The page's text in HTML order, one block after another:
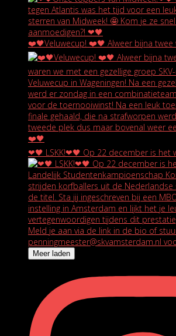
❤️🖤Veluwecup! ❤️🖤 Alweer bijna twee
❤🖤 LSKK!❤🖤 Op 22 december is het
Meer laden